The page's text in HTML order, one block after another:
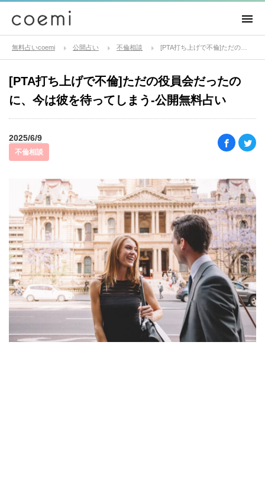
無料占いcoemi 公開占い 不倫相談
[PTA打ち上げで不倫]ただの役員会だったの
に、今は彼を待ってしまう-公開無料占い
2025/6/9
不倫相談